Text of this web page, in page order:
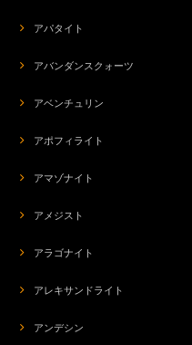
アパタイト
アバンダンスクォーツ
アベンチュリン
アポフィライト
アマゾナイト
アメジスト
アラゴナイト
アレキサンドライト
アンデシン